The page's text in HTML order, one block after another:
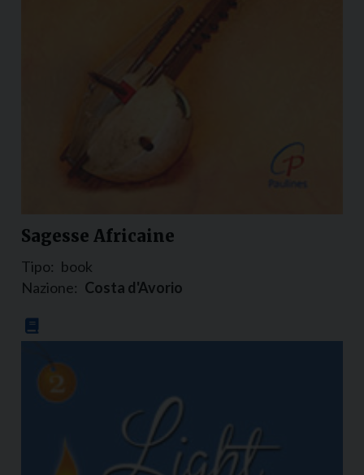
Sagesse Africaine
Tipo: book
Nazione: Costa d'Avorio